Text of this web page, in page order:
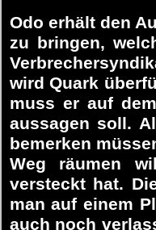
Odo erhält den
zu bringen,
wird Quark
muss er auf
aussagen soll.
bemerken
Weg räumen
versteckt hat.
man auf einem
auch noch